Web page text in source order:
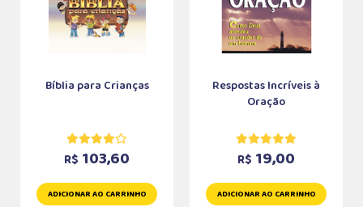
Bíblia para Crianças
R$ 103,60
ADICIONAR AO CARRINHO
Respostas Incríveis à
Oração
R$ 19,00
ADICIONAR AO CARRINHO